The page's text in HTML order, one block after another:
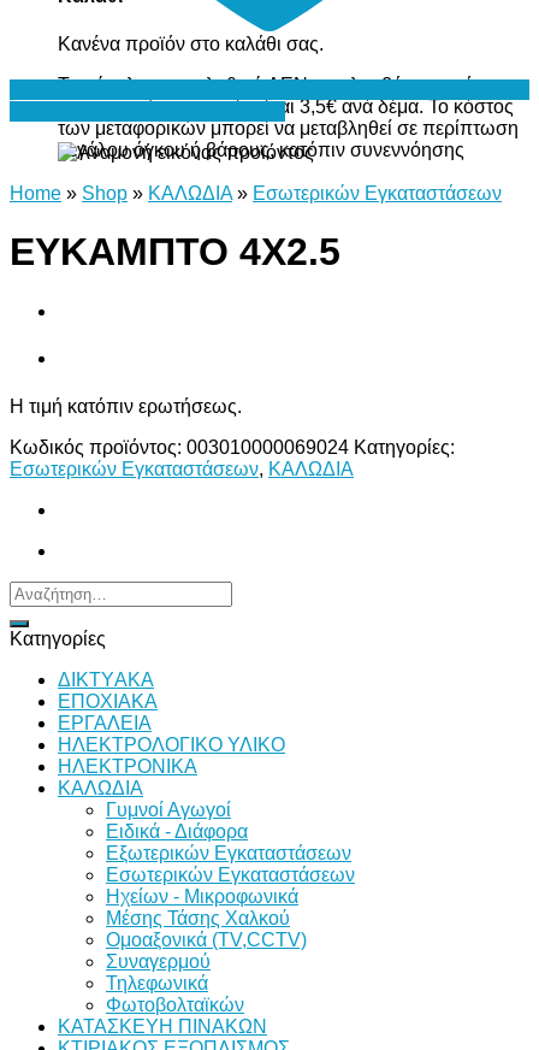
Κανένα προϊόν στο καλάθι σας.
Το σύνολο του καλαθιού ΔΕΝ περιλαμβάνει το κόστος
μεταφορικών, το οποίο είναι 3,5€ ανά δέμα. Το κόστος
των μεταφορικών μπορεί να μεταβληθεί σε περίπτωση
μεγάλου όγκου ή βάρους, κατόπιν συνεννόησης
Home » Shop » ΚΑΛΩΔΙΑ » Εσωτερικών Εγκαταστάσεων
ΕΥΚΑΜΠΤΟ 4Χ2.5
Η τιμή κατόπιν ερωτήσεως.
Κωδικός προϊόντος: 003010000069024 Κατηγορίες:
Εσωτερικών Εγκαταστάσεων, ΚΑΛΩΔΙΑ
Αναζήτηση
για:
Κατηγορίες
ΔΙKTΥAKA
ΕΠΟΧΙΑΚΑ
ΕΡΓΑΛΕΙΑ
ΗΛΕΚΤΡΟΛΟΓΙΚΟ ΥΛΙΚΟ
ΗΛΕΚΤΡΟΝΙΚΑ
ΚΑΛΩΔΙΑ
Γυμνοί Αγωγοί
Ειδικά - Διάφορα
Εξωτερικών Εγκαταστάσεων
Εσωτερικών Εγκαταστάσεων
Ηχείων - Μικροφωνικά
Μέσης Τάσης Χαλκού
Ομοαξονικά (TV,CCTV)
Συναγερμού
Τηλεφωνικά
Φωτοβολταϊκών
ΚΑΤΑΣΚΕΥΗ ΠΙΝΑΚΩΝ